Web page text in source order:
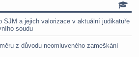
SJM a jejich valorizace v aktuální judikatuře
soudu
z důvodu neomluveného zameškání